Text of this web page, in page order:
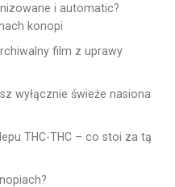
i automatic?
konopi
film z uprawy
wyłącznie świeże nasiona
THC-THC – co stoi za tą